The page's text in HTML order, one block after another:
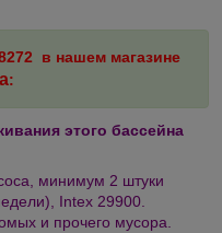
в нашем магазине
:
этого бассейна
минимум 2 штуки
Intex 29900.
и прочего мусора.